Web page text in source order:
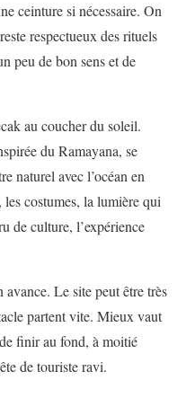
ceinture si nécessaire. On
respectueux des rituels
peu de bon sens et de
au coucher du soleil.
du Ramayana, se
naturel avec l’océan en
costumes, la lumière qui
de culture, l’expérience
Le site peut être très
partent vite. Mieux vaut
finir au fond, à moitié
de touriste ravi.